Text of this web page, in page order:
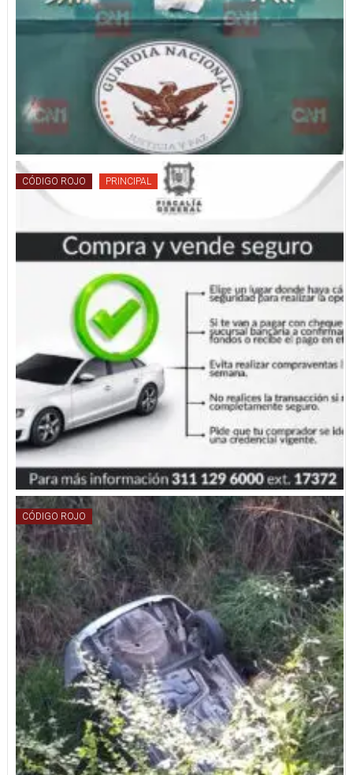
CÓDIGO ROJO PRINCIPAL
CÓDIGO ROJO